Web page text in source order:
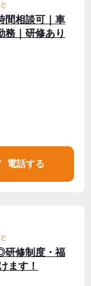
間相談可｜車
務｜研修あり
電話する
研修制度・福
ます！